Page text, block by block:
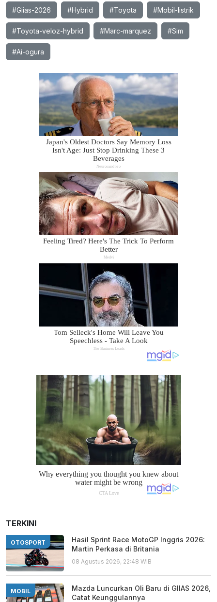
#Giias-2026 #Hybrid #Toyota #Mobil-listrik
#Toyota-veloz-hybrid #Marc-marquez #Sim
#Ai-ogura
TERKINI
OTOSPORT
Hasil Sprint Race MotoGP Inggris 2026:
Martin Perkasa di Britania
08 Agustus 2026, 22:48 WIB
MOBIL
Mazda Luncurkan Oli Baru di GIIAS 2026,
Catat Keunggulannya